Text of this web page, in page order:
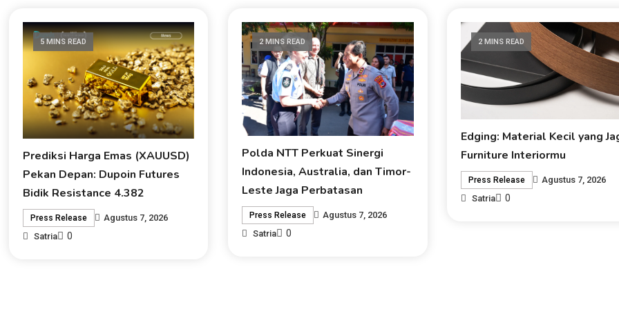
5 MINS READ
Prediksi Harga Emas (XAUUSD)
Pekan Depan: Dupoin Futures
Bidik Resistance 4.382
Press Release
Agustus 7, 2026
Satria
0
2 MINS READ
Polda NTT Perkuat Sinergi
Indonesia, Australia, dan Timor-
Leste Jaga Perbatasan
Press Release
Agustus 7, 2026
Satria
0
2 MINS READ
Edging: Material Kecil yang
Furniture Interiormu
Press Release
Agustus 7, 2026
Satria
0